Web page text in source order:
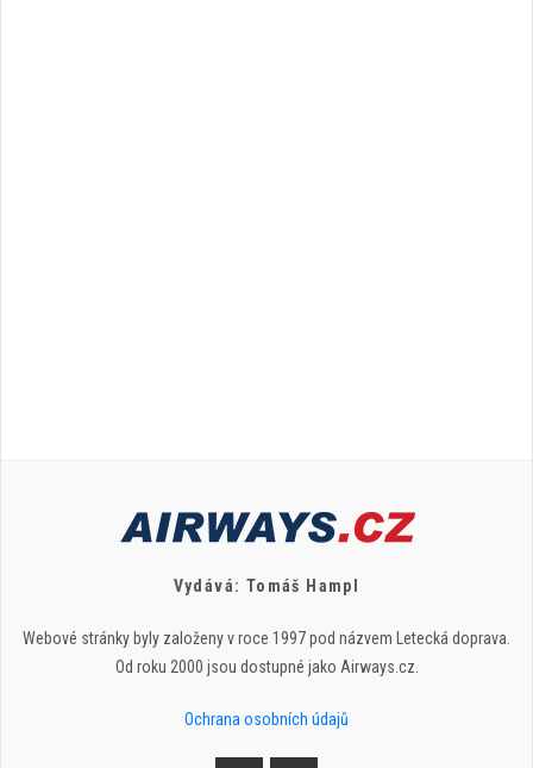
Vydává: Tomáš Hampl
Webové stránky byly založeny v roce 1997 pod názvem Letecká doprava.
Od roku 2000 jsou dostupné jako Airways.cz.
Ochrana osobních údajů